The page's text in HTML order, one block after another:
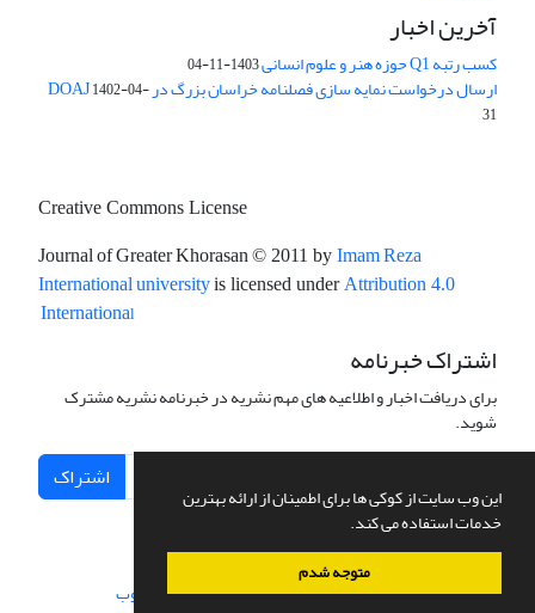
این وب سایت از کوکی ها برای اطمینان از ارائه بهترین
خدمات استفاده می کند.
متوجه شدم
آخرین اخبار
کسب رتبه Q1 حوزه هنر و علوم انسانی 1403-11-04
ارسال درخواست نمایه سازی فصلنامه خراسان بزرگ در DOAJ1402-04-
31
Creative Commons License
Journal of Greater Khorasan© 2011 by Imam Reza
International universityis licensed under Attribution 4.0
International
اشتراک خبرنامه
برای دریافت اخبار و اطلاعیه های مهم نشریه در خبرنامه نشریه مشترک
شوید.
اشتراک
سامانه مدیریت نشریات علمی.طراحی و پیاده سازی از سیناوب